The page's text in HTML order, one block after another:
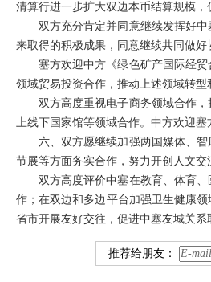
清算行进一步扩大双边本币结算规模，
双方充分肯定并同意继续发挥好
来取得的积极成果，同意继续共同做好
塞方欢迎中方《绿色矿产国际经
领域贸易投资合作，推动上述领域转型
双方高度重视电子商务领域合作
上线下国家馆等领域合作。中方欢迎塞
六、双方愿继续加强两国媒体、
节展等方面务实合作，努力开创人文交
双方高度评价中塞在教育、体育
作；在双边和多边平台加强卫生健康
省市开展友好交往，促进中塞友城关系
推荐给朋友：